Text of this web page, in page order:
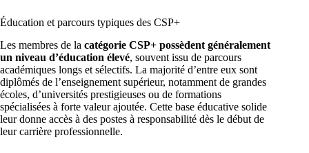
Éducation et parcours typiques des CSP+
Les membres de la catégorie CSP+ possèdent généralement
un niveau d’éducation élevé, souvent issu de parcours
académiques longs et sélectifs. La majorité d’entre eux sont
diplômés de l’enseignement supérieur, notamment de grandes
écoles, d’universités prestigieuses ou de formations
spécialisées à forte valeur ajoutée. Cette base éducative solide
leur donne accès à des postes à responsabilité dès le début de
leur carrière professionnelle.